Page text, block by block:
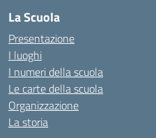
La Scuola
Presentazione
I luoghi
I numeri della scuola
Le carte della scuola
Organizzazione
La storia